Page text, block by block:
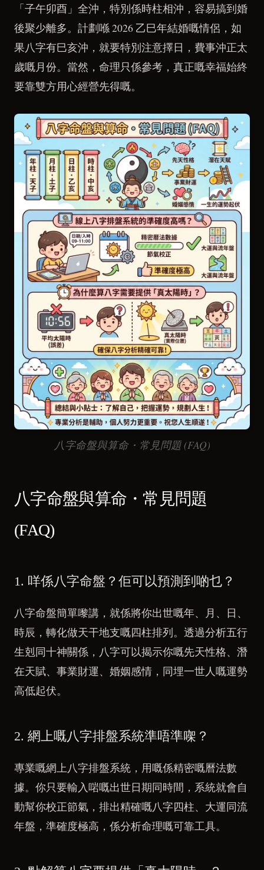
「子午卯酉」全沖，特別係時柱相沖，容易搞到婚
後聚少離多。計劃喺 2026 乙巳年結婚嘅情侶，如
果八字有巳亥沖，就要特別注意擇日，費事沖正太
歲嘅月份。當然，命理只係參考，真正嘅幸福始終
要靠雙方用心經營先得嘅。
八字命盤與算命・常見問題 (FAQ)
八字命盤與算命・常見問題
(FAQ)
1. 咩係八字命盤？佢可以預測到啲乜？
八字命盤簡單嚟講，就係將你出世嘅年、月、日、
時辰，轉化做天干地支嘅四柱排列。透過分析五行
生剋同十神關係，八字可以揭示你嘅先天性格、潛
在天賦、事業財運、婚姻感情，同埋一世人嘅運勢
高低起伏。
2. 網上嘅八字排盤系統準唔準㗎？
專業嘅網上八字排盤系統，用嘅係精密嘅曆法數
據。你只要輸入啱嘅出世日期同時間，系統就會自
動幫你校正節氣，排出精確嘅八字四柱、大運同流
年盤，準確度極高，係分析命理嘅可靠工具。